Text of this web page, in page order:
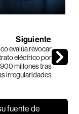
Siguiente
evalúa revocar
eléctrico por
millones tras
irregularidades
fuente de